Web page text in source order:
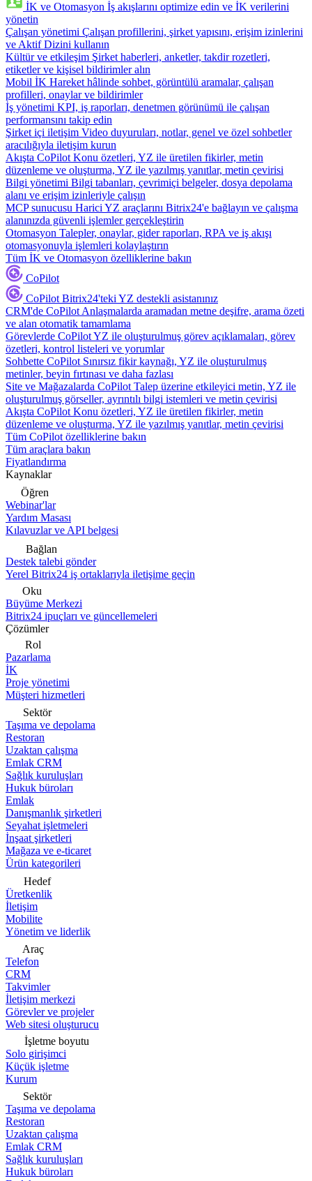
İK ve Otomasyon İş akışlarını optimize edin ve İK verilerini
yönetin
Çalışan yönetimi Çalışan profillerini, şirket yapısını, erişim izinlerini
ve Aktif Dizini kullanın
Kültür ve etkileşim Şirket haberleri, anketler, takdir rozetleri,
etiketler ve kişisel bildirimler alın
Mobil İK Hareket hâlinde sohbet, görüntülü aramalar, çalışan
profilleri, onaylar ve bildirimler
İş yönetimi KPI, iş raporları, denetmen görünümü ile çalışan
performansını takip edin
Şirket içi iletişim Video duyuruları, notlar, genel ve özel sohbetler
aracılığıyla iletişim kurun
Akışta CoPilot Konu özetleri, YZ ile üretilen fikirler, metin
düzenleme ve oluşturma, YZ ile yazılmış yanıtlar, metin çevirisi
Bilgi yönetimi Bilgi tabanları, çevrimiçi belgeler, dosya depolama
alanı ve erişim izinleriyle çalışın
MCP sunucusu Harici YZ araçlarını Bitrix24'e bağlayın ve çalışma
alanınızda güvenli işlemler gerçekleştirin
Otomasyon Talepler, onaylar, gider raporları, RPA ve iş akışı
otomasyonuyla işlemleri kolaylaştırın
Tüm İK ve Otomasyon özelliklerine bakın
CoPilot
CoPilot Bitrix24'teki YZ destekli asistanınız
CRM'de CoPilot Anlaşmalarda aramadan metne deşifre, arama özeti
ve alan otomatik tamamlama
Görevlerde CoPilotYZ ile oluşturulmuş görev açıklamaları, görev
özetleri, kontrol listeleri ve yorumlar
Sohbette CoPilot Sınırsız fikir kaynağı, YZ ile oluşturulmuş
metinler, beyin fırtınası ve daha fazlası
Site ve Mağazalarda CoPilot Talep üzerine etkileyici metin, YZ ile
oluşturulmuş görseller, ayrıntılı bilgi istemleri ve metin çevirisi
Akışta CoPilot Konu özetleri, YZ ile üretilen fikirler, metin
düzenleme ve oluşturma, YZ ile yazılmış yanıtlar, metin çevirisi
Tüm CoPilot özelliklerine bakın
Tüm araçlara bakın
Fiyatlandırma
Kaynaklar
Öğren
Webinar'lar
Yardım Masası
Kılavuzlar ve API belgesi
Bağlan
Destek talebi gönder
Yerel Bitrix24 iş ortaklarıyla iletişime geçin
Oku
Büyüme Merkezi
Bitrix24 ipuçları ve güncellemeleri
Çözümler
Rol
Pazarlama
İK
Proje yönetimi
Müşteri hizmetleri
Sektör
Taşıma ve depolama
Restoran
Uzaktan çalışma
Emlak CRM
Sağlık kuruluşları
Hukuk büroları
Emlak
Danışmanlık şirketleri
Seyahat işletmeleri
İnşaat şirketleri
Mağaza ve e-ticaret
Ürün kategorileri
Hedef
Üretkenlik
İletişim
Mobilite
Yönetim ve liderlik
Araç
Telefon
CRM
Takvimler
İletişim merkezi
Görevler ve projeler
Web sitesi oluşturucu
İşletme boyutu
Solo girişimci
Küçük işletme
Kurum
Sektör
Taşıma ve depolama
Restoran
Uzaktan çalışma
Emlak CRM
Sağlık kuruluşları
Hukuk büroları